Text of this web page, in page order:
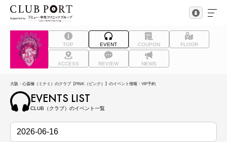
TOP EVENT COUPON FLOOR
ACCESS REVIEW NEWS
大阪・心斎橋（ミナミ）のクラブ【PINK（ピンク）】のイベント情報・VIP予約
EVENTS LIST
CLUB（クラブ）のイベント一覧